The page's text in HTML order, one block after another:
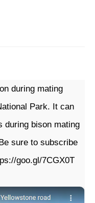
during mating
Park. It can
during bison mating
sure to subscribe
goo.gl/7CGX0T